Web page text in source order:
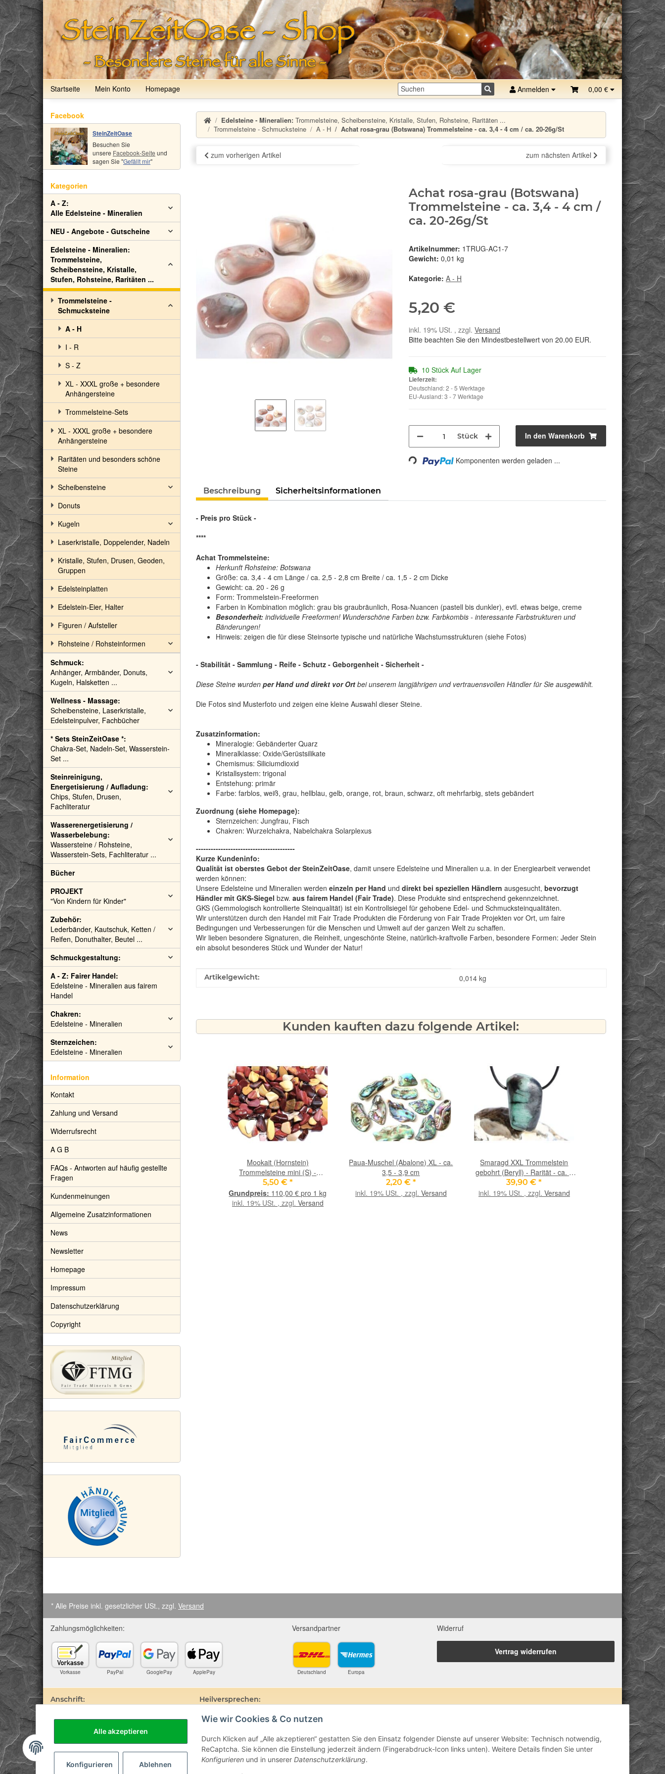
Alle akzeptieren
Konfigurieren Ablehnen
Wie wir Cookies & Co nutzen
Durch Klicken auf „Alle akzeptieren“ gestatten Sie den Einsatz folgender Dienste auf unserer Website: Technisch notwendig,
ReCaptcha. Sie können die Einstellung jederzeit ändern (Fingerabdruck-Icon links unten). Weitere Details finden Sie unter
Konfigurieren und in unserer Datenschutzerklärung.
Startseite Mein Konto Homepage Anmelden 0,00 €
Edelsteine - Mineralien: Trommelsteine, Scheibensteine, Kristalle, Stufen, Rohsteine, Raritäten ...
Trommelsteine - Schmucksteine
A - H Achat rosa-grau (Botswana) Trommelsteine - ca. 3,4 - 4 cm / ca. 20-26g/St
zum vorherigen Artikel zum nächsten Artikel
Achat rosa-grau (Botswana)
Trommelsteine - ca. 3,4 - 4 cm /
ca. 20-26g/St
Artikelnummer: 1TRUG-AC1-7
Gewicht: 0,01 kg
Kategorie:A - H
5,20 €
inkl. 19% USt. , zzgl.Versand
Bitte beachten Sie den Mindestbestellwert von 20.00 EUR.
10 Stück Auf Lager
Lieferzeit:
Deutschland: 2 - 5 Werktage
EU-Ausland: 3 - 7 Werktage
Stück In den Warenkorb
Loading... Komponenten werden geladen ...
Beschreibung Sicherheitsinformationen
- Preis pro Stück -
****
Achat Trommelsteine:
Herkunft Rohsteine: Botswana
Größe: ca. 3,4 - 4 cm Länge / ca. 2,5 - 2,8 cm Breite / ca. 1,5 - 2 cm Dicke
Gewicht: ca. 20 - 26 g
Form: Trommelstein-Freeformen
Farben in Kombination möglich: grau bis graubräunlich, Rosa-Nuancen (pastell bis dunkler), evtl. etwas beige, creme
Besonderheit:individuelle Freeformen! Wunderschöne Farben bzw. Farbkombis - interessante Farbstrukturen und
Bänderungen!
Hinweis: zeigen die für diese Steinsorte typische und natürliche Wachstumsstrukturen (siehe Fotos)
- Stabilität - Sammlung - Reife - Schutz - Geborgenheit - Sicherheit -
Diese Steine wurden per Hand und direkt vor Ortbei unserem langjährigen und vertrauensvollen Händler für Sie ausgewählt.
Die Fotos sind Musterfoto und zeigen eine kleine Auswahl dieser Steine.
Zusatzinformation:
Mineralogie: Gebänderter Quarz
Mineralklasse: Oxide/Gerüstsilikate
Chemismus: Siliciumdioxid
Kristallsystem: trigonal
Entstehung: primär
Farbe: farblos, weiß, grau, hellblau, gelb, orange, rot, braun, schwarz, oft mehrfarbig, stets gebändert
Zuordnung (siehe Homepage):
Sternzeichen: Jungfrau, Fisch
Chakren: Wurzelchakra, Nabelchakra Solarplexus
----------------------------------------
Kurze Kundeninfo:
Qualität ist oberstes Gebot der SteinZeitOase, damit unsere Edelsteine und Mineralien u.a. in der Energiearbeit verwendet
werden können:
Unsere Edelsteine und Mineralien werden einzeln per Hand und direkt bei speziellen Händlern ausgesucht, bevorzugt
Händler mit GKS-Siegel bzw. aus fairem Handel (Fair Trade). Diese Produkte sind entsprechend gekennzeichnet.
GKS (Gemmologisch kontrollierte Steinqualität) ist ein Kontrollsiegel für gehobene Edel- und Schmucksteinqualitäten.
Wir unterstützen durch den Handel mit Fair Trade Produkten die Förderung von Fair Trade Projekten vor Ort, um faire
Bedingungen und Verbesserungen für die Menschen und Umwelt auf der ganzen Welt zu schaffen.
Wir lieben besondere Signaturen, die Reinheit, ungeschönte Steine, natürlich-kraftvolle Farben, besondere Formen: Jeder Stein
ein absolut besonderes Stück und Wunder der Natur!
Produkteigenschaft
Wert
Artikelgewicht: 0,014 kg
Kunden kauften dazu folgende Artikel:
hellblau (fein-
1,4 mm Durchm., ca. 1
m lang
1,60 €*
USt. , zzgl.Versand
(fein-weich), ca. 1,4 mm Durchm.,
inkl. 19% USt. , zzgl.
Mookait (Hornstein)
Trommelsteine mini (S) -
Sonderqualität - ca. 1 - 2,5 cm /
ca. 50 g
5,50 € *
110,00 € pro 1 kg
inkl. 19% USt. , zzgl. Versand
Paua-Muschel (Abalone) XL - ca.
3,5 - 3,9 cm
2,20 € *
inkl. 19% USt. , zzgl. Versand
Smaragd XXL Trommelstein
gebohrt (Beryll) - Rarität - ca. 4
cm x 2,3 cm x 1,8 cm
39,90 €*
inkl. 19% USt. , zzgl. Versand
Amethyst hell
ca. 3 - 3,7 cm / ca.
6,90 € *
inkl. 19% USt. ,
Facebook
SteinZeitOase
Besuchen Sie
unsere Facebook-Seite und
sagen Sie "Gefällt mir"
Kategorien
A - Z:
Alle Edelsteine - Mineralien
NEU - Angebote - Gutscheine
Edelsteine - Mineralien:
Trommelsteine,
Scheibensteine, Kristalle,
Stufen, Rohsteine, Raritäten ...
Trommelsteine -
Schmucksteine
A - H
I - R
S - Z
XL - XXXL große + besondere
Anhängersteine
Trommelsteine-Sets
XL - XXXL große + besondere
Anhängersteine
Raritäten und besonders schöne
Steine
Scheibensteine
Donuts
Kugeln
Laserkristalle, Doppelender, Nadeln
Kristalle, Stufen, Drusen, Geoden,
Gruppen
Edelsteinplatten
Edelstein-Eier, Halter
Figuren / Aufsteller
Rohsteine / Rohsteinformen
Schmuck:
Anhänger, Armbänder, Donuts,
Kugeln, Halsketten ...
Wellness - Massage:
Scheibensteine, Laserkristalle,
Edelsteinpulver, Fachbücher
* Sets SteinZeitOase *:
Chakra-Set, Nadeln-Set, Wasserstein-
Set ...
Steinreinigung,
Energetisierung / Aufladung:
Chips, Stufen, Drusen,
Fachliteratur
Wasserenergetisierung /
Wasserbelebung:
Wassersteine / Rohsteine,
Wasserstein-Sets, Fachliteratur ...
Bücher
PROJEKT
"Von Kindern für Kinder"
Zubehör:
Lederbänder, Kautschuk, Ketten /
Reifen, Donuthalter, Beutel ...
Schmuckgestaltung:
A - Z: Fairer Handel:
Edelsteine - Mineralien aus fairem
Handel
Chakren:
Edelsteine - Mineralien
Sternzeichen:
Edelsteine - Mineralien
Information
Kontakt
Zahlung und Versand
Widerrufsrecht
A G B
FAQs - Antworten auf häufig gestellte
Fragen
Kundenmeinungen
Allgemeine Zusatzinformationen
News
Newsletter
Homepage
Impressum
Datenschutzerklärung
Copyright
* Alle Preise inkl. gesetzlicher USt., zzgl. Versand
Zahlungsmöglichkeiten:
Vorkasse PayPal GooglePay ApplePay
Versandpartner
Deutschland Europa
Widerruf
Vertrag widerrufen
Anschrift:
SteinZeitOase
Frau Karin Philippin
D-75391 Gechingen
Heilversprechen:
Edelsteine und Mineralien werden im esoterischen Bereich besondere Kräfte und Eigenschaften zugeordnet. Wir weisen ausdrücklich
Prospekten oder dem Vertragspartner überlassenen Unterlagen bisher weder medizinisch anerkannt oder wissenschaftlich nachweisbar
sind. Die gemachten Angaben beruhen ausschließlich auf Überlieferungen und langjähriger Erfahrung. Unsere Produkte ersetzen nie den
Besuch beim Arzt oder Heilpraktiker und sind auch kein Medikamentenersatz. Auch stellen unsere Angaben im ärztlichen Sinne keine
Diagnose- oder Therapieform dar.